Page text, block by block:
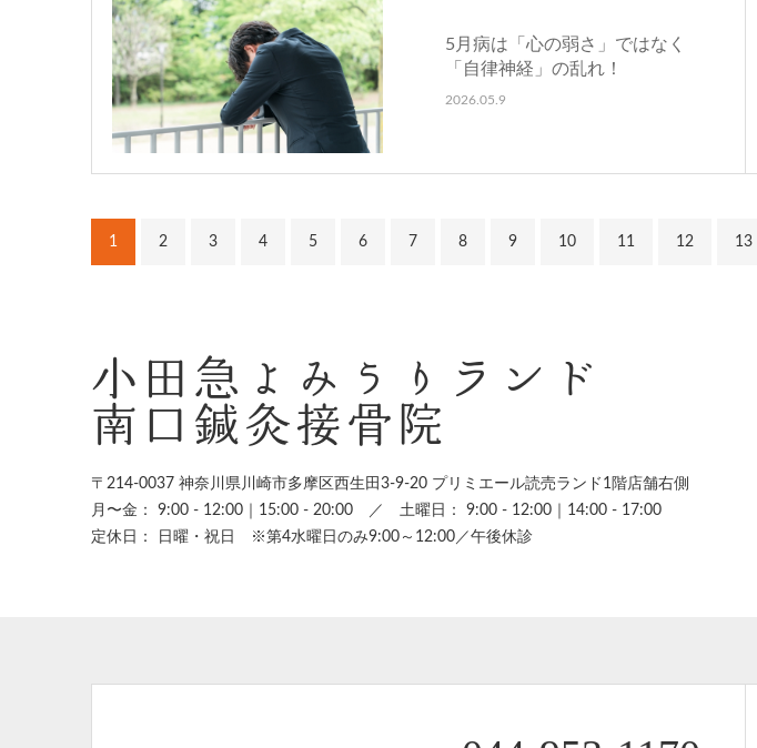
5月病は「心の弱さ」ではなく
「自律神経」の乱れ！
2026.05.9
1 2 3 4 5 6 7 8 9 10 11 12 13
小田急よみうりランド
南口鍼灸接骨院
〒214-0037 神奈川県川崎市多摩区西生田3-9-20 プリミエール読売ランド1階店舗右側
月〜金： 9:00 - 12:00｜15:00 - 20:00 ／ 土曜日： 9:00 - 12:00｜14:00 - 17:00
定休日： 日曜・祝日 ※第4水曜日のみ9:00～12:00／午後休診